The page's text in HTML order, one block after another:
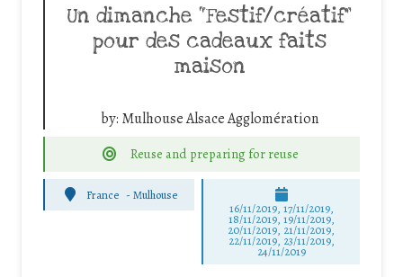
Un dimanche “Festif/créatif”
pour des cadeaux faits
maison
by: Mulhouse Alsace Agglomération
Reuse and preparing for reuse
France - Mulhouse
16/11/2019, 17/11/2019,
18/11/2019, 19/11/2019,
20/11/2019, 21/11/2019,
22/11/2019, 23/11/2019,
24/11/2019